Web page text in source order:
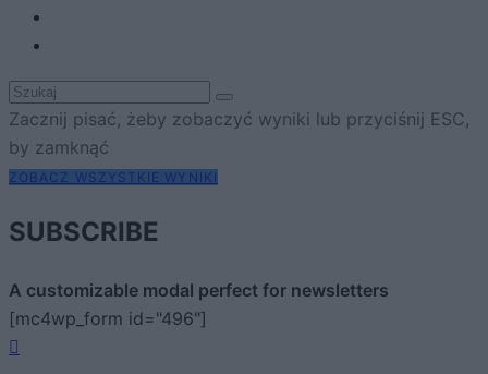
Zacznij pisać, żeby zobaczyć wyniki lub przyciśnij ESC,
by zamknąć
ZOBACZ WSZYSTKIE WYNIKI
SUBSCRIBE
A customizable modal perfect for newsletters
[mc4wp_form id="496"]